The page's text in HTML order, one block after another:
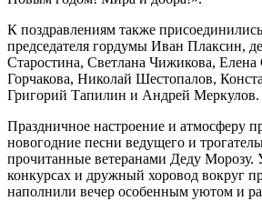
К поздравлениям также
председателя гордумы Иван Плаксин,
Старостина, Светлана Чижикова, Елена
Горчакова, Николай Шестопалов,
Григорий Тапилин и Андрей Меркулов.
Праздничное настроение и атмосферу
новогодние песни ведущего и
прочитанные ветеранами Деду Морозу.
конкурсах и дружный хоровод вокруг
наполнили вечер особенным уютом и